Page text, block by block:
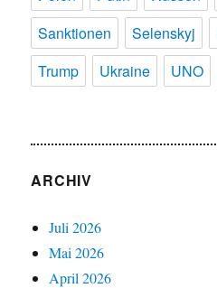
Sanktionen
Selenskyj
Trump
Ukraine UNO
ARCHIV
Juli 2026
Mai 2026
April 2026